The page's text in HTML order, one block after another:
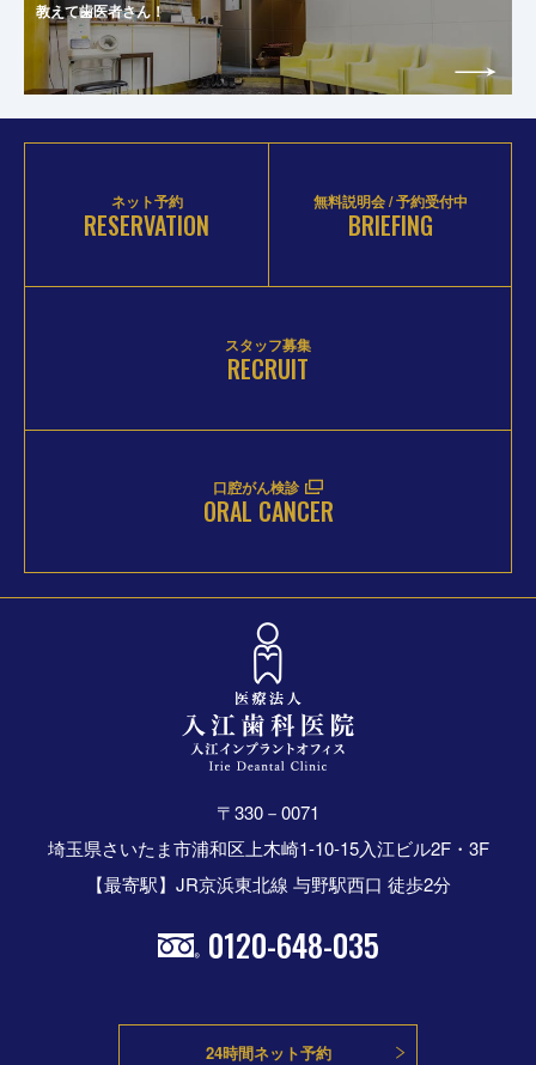
教えて歯医者さん！
ネット予約
RESERVATION
無料説明会 / 予約受付中
BRIEFING
スタッフ募集
RECRUIT
口腔がん検診
ORAL CANCER
〒330－0071
埼玉県さいたま市浦和区上木崎1-10-15入江ビル2F・3F
【最寄駅】JR京浜東北線 与野駅西口 徒歩2分
0120-648-035
24時間ネット予約